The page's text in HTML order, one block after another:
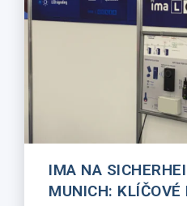
IMA NA
MUNICH: